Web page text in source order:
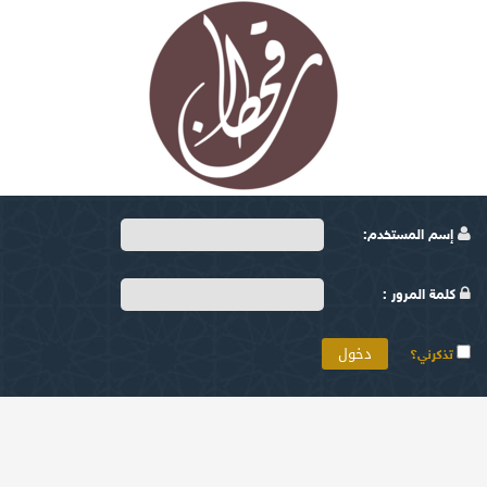
إسم المستخدم:
كلمة المرور :
تذكرني؟